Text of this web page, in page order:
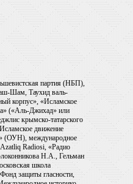
партия (НБП),
Шам, Таухид валь-
корпус», «Исламское
(«Аль-Джихад» или
крымско-татарского
движение
(ОУН), международное
Radiosi, «Радио
Н.А., Гельман
школа
защиты гласности,